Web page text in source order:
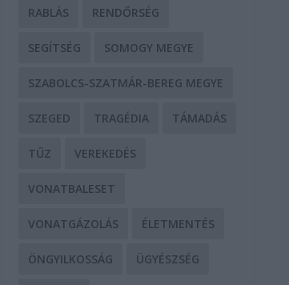
RABLÁS RENDŐRSÉG
SEGÍTSÉG SOMOGY MEGYE
SZABOLCS-SZATMÁR-BEREG MEGYE
SZEGED TRAGÉDIA TÁMADÁS
TŰZ VEREKEDÉS
VONATBALESET
VONATGÁZOLÁS ÉLETMENTÉS
ÖNGYILKOSSÁG ÜGYÉSZSÉG